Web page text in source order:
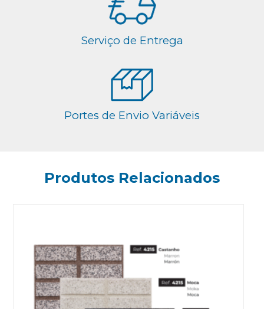
Serviço de Entrega
Portes de Envio Variáveis
Produtos Relacionados